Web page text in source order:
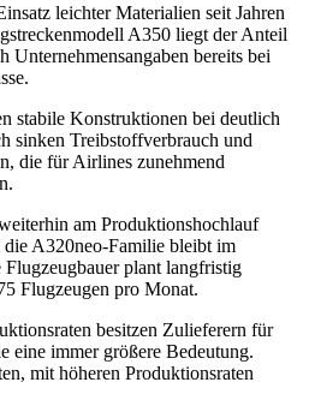
leichter Materialien seit Jahren
A350 liegt der Anteil
Unternehmensangaben bereits bei
stabile Konstruktionen bei deutlich
sinken Treibstoffverbrauch und
die für Airlines zunehmend
am Produktionshochlauf
die A320neo-Familie bleibt im
plant langfristig
Flugzeugen pro Monat.
besitzen Zulieferern für
eine immer größere Bedeutung.
mit höheren Produktionsraten